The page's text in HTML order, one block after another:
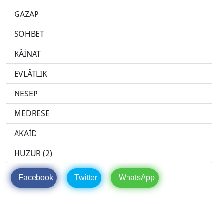
GAZAP
SOHBET
KÂİNAT
EVLÂTLIK
NESEP
MEDRESE
AKAİD
HUZUR (2)
Facebook Twitter WhatsApp